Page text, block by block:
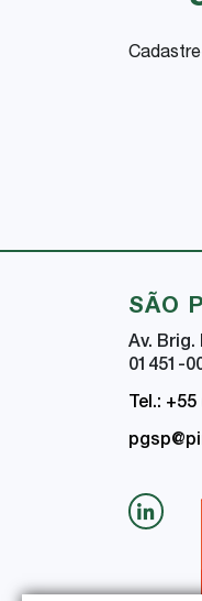
SÃO
Av. Brig.
01451-
Tel.: